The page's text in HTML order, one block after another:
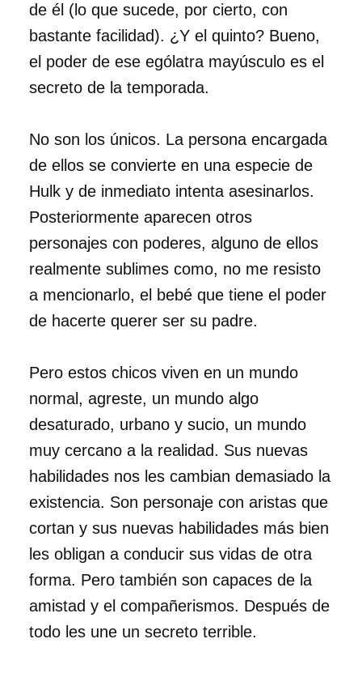
de él (lo que sucede, por cierto, con
bastante facilidad). ¿Y el quinto? Bueno,
el poder de ese ególatra mayúsculo es el
secreto de la temporada.
No son los únicos. La persona encargada
de ellos se convierte en una especie de
Hulk y de inmediato intenta asesinarlos.
Posteriormente aparecen otros
personajes con poderes, alguno de ellos
realmente sublimes como, no me resisto
a mencionarlo, el bebé que tiene el poder
de hacerte querer ser su padre.
Pero estos chicos viven en un mundo
normal, agreste, un mundo algo
desaturado, urbano y sucio, un mundo
muy cercano a la realidad. Sus nuevas
habilidades nos les cambian demasiado la
existencia. Son personaje con aristas que
cortan y sus nuevas habilidades más bien
les obligan a conducir sus vidas de otra
forma. Pero también son capaces de la
amistad y el compañerismos. Después de
todo les une un secreto terrible.